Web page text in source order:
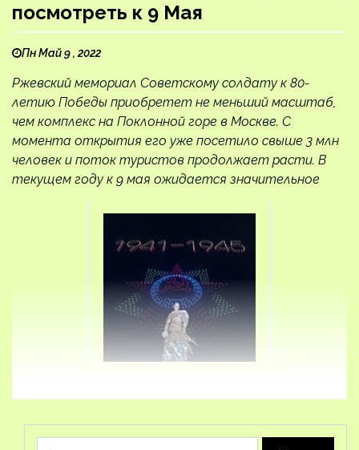
посмотреть к 9 Мая
Пн Май 9 , 2022
Ржевский мемориал Советскому солдату к 80-
летию Победы приобретет не меньший масштаб,
чем комплекс на Поклонной горе в Москве. С
момента открытия его уже посетило свыше 3 млн
человек и поток туристов продолжает расти. В
текущем году к 9 мая ожидается значительное